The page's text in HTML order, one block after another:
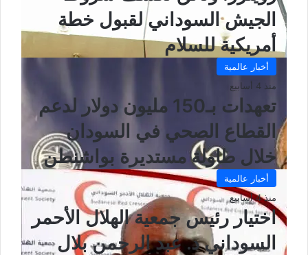
الجيش السوداني لقبول خطة
أمريكية للسلام
أخبار عالمية
منذ 4 أسابيع
تعهدات بـ150 مليون دولار لدعم
القطاع الصحي في السودان
خلال طاولة مستديرة بواشنطن
أخبار عالمية
منذ 4 أسابيع
اختيار رئيس جمعية الهلال الأحمر
السوداني د. عبد الرحمن بلال